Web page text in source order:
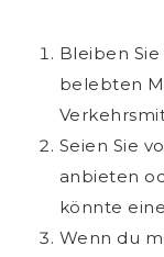
Bleiben
belebten
Seien Sie
anbieten
könnte
Wenn du